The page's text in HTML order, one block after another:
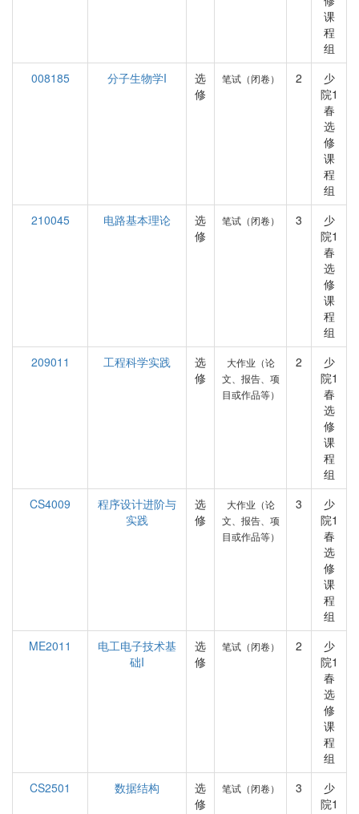
课
程
组
008185
分子生物学I
选
修
笔试（闭卷） 2
少
院1
春
选
修
课
程
组
210045
电路基本理论
选
修
笔试（闭卷） 3
少
院1
春
选
修
课
程
组
209011
工程科学实践
选
修
大作业（论
文、报告、项
目或作品等）
2
少
院1
春
选
修
课
程
组
CS4009
程序设计进阶与
实践
选
修
大作业（论
文、报告、项
目或作品等）
3
少
院1
春
选
修
课
程
组
ME2011
电工电子技术基
础I
选
修
笔试（闭卷） 2
少
院1
春
选
修
课
程
组
CS2501
数据结构
选
修
笔试（闭卷） 3
少
院1